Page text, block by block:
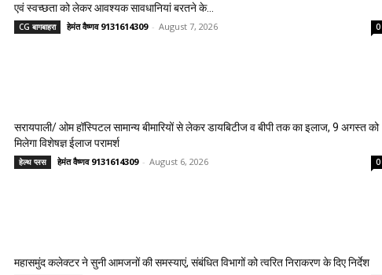
एवं स्वच्छता को लेकर आवश्यक सावधानियां बरतने के...
CG बागबाहरा हेमंत वैष्णव 9131614309 - August 7, 2026 0
सरायपाली/ ओम हॉस्पिटल सामान्य बीमारियों से लेकर डायबिटीज व बीपी तक का इलाज, 9 अगस्त को
मिलेगा विशेषज्ञ ईलाज परामर्श
हेल्थ प्लस हेमंत वैष्णव 9131614309 - August 6, 2026 0
महासमुंद कलेक्टर ने सुनी आमजनों की समस्याएं, संबंधित विभागों को त्वरित निराकरण के दिए निर्देश